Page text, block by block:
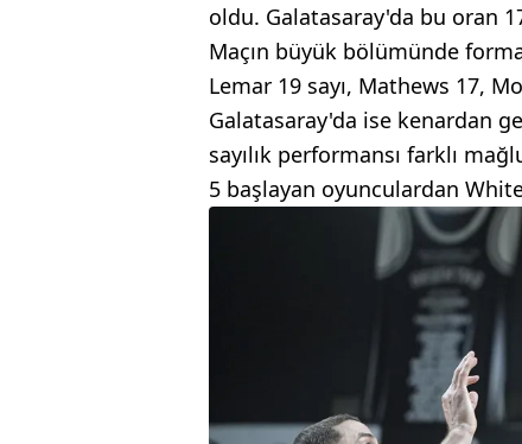
oldu. Galatasaray'da bu oran
Maçın büyük bölümünde
Lemar 19 sayı, Mathews 17,
Galatasaray'da ise kenardan
sayılık performansı farklı
5 başlayan oyunculardan